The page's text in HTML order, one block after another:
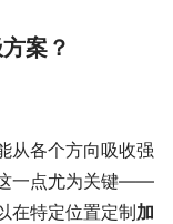
案？
从各个方向吸收强
一点尤为关键——
在特定位置定制加